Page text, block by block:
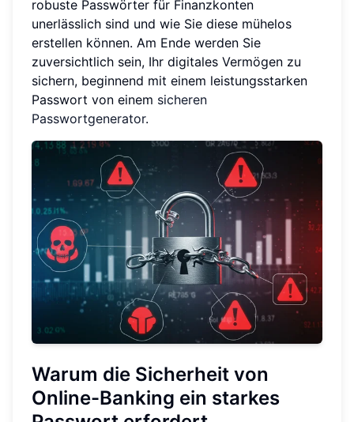
robuste Passwörter für Finanzkonten
unerlässlich sind und wie Sie diese mühelos
erstellen können. Am Ende werden Sie
zuversichtlich sein, Ihr digitales Vermögen zu
sichern, beginnend mit einem leistungsstarken
Passwort von einem sicheren
Passwortgenerator.
Warum die Sicherheit von
Online-Banking ein starkes